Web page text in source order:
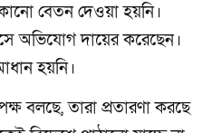
বেতন দেওয়া হয়নি।
অভিযোগ দায়ের করেছেন।
হয়নি।
বলছে, তারা প্রতারণা করছে